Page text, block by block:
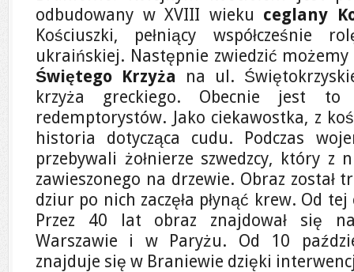
odbudowany w XVIII wieku ceglany
Kościuszki, pełniący współcześnie
ukraińskiej. Następnie zwiedzić możemy
Świętego Krzyża na ul.
krzyża greckiego. Obecnie jest to
redemptorystów. Jako ciekawostka, z
historia dotycząca cudu. Podczas
przebywali żołnierze szwedzcy, który z
zawieszonego na drzewie. Obraz został
dziur po nich zaczęła płynąć krew. Od
Przez 40 lat obraz znajdował się
Warszawie i w Paryżu. Od 10
znajduje się w Braniewie dzięki